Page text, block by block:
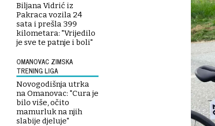
Biljana Vidrić iz
Pakraca vozila 24
sata i prešla 399
kilometara: "Vrijedilo
je sve te patnje i boli"
OMANOVAC ZIMSKA
TRENING LIGA
Novogodišnja utrka
na Omanovac: "Cura je
bilo više, očito
mamurluk na njih
slabije djeluje"